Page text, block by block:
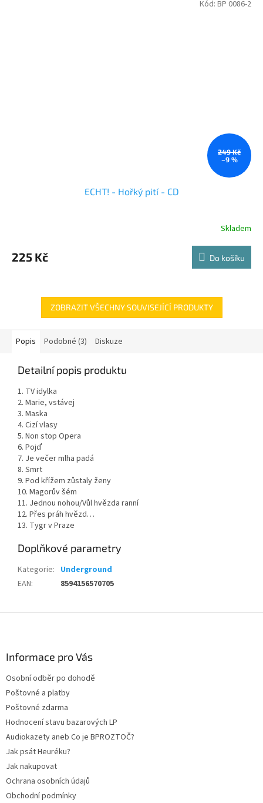
249 Kč
–9 %
ECHT! - Hořký pití - CD
Skladem
225 Kč Do košíku
Kód: BP 0086-2
ZOBRAZIT VŠECHNY SOUVISEJÍCÍ PRODUKTY
Popis Podobné (3) Diskuze
Detailní popis produktu
1. TV idylka
2. Marie, vstávej
3. Maska
4. Cizí vlasy
5. Non stop Opera
6. Pojď
7. Je večer mlha padá
8. Smrt
9. Pod křížem zůstaly ženy
10. Magorův šém
11. Jednou nohou/Vůl hvězda ranní
12. Přes práh hvězd…
13. Tygr v Praze
Doplňkové parametry
Kategorie: Underground
EAN: 8594156570705
Informace pro Vás
Osobní odběr po dohodě
Poštovné a platby
Poštovné zdarma
Hodnocení stavu bazarových LP
Audiokazety aneb Co je BPROZTOČ?
Jak psát Heuréku?
Jak nakupovat
Ochrana osobních údajů
Obchodní podmínky